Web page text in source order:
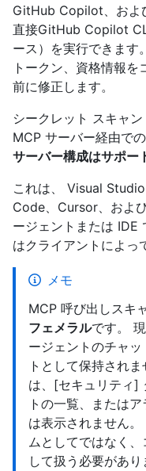
GitHub Copilot、およ
直接GitHub Copilot
ース）を実行できます
トークン、資格情報
前に修正します。
シークレット スキャ
MCP サーバー経由で
サーバー構成はサポー
これは、 Visual
Code、Cursor、およ
ージェントまたは IDE
はクライアントによっ
メモ
MCP 呼び出しスキ
フェメラルです。
ージェントのチャ
トとして保持され
は、[セキュリティ]
トの一覧、または
は表示されません
ムとしてではなく
して扱う必要があ